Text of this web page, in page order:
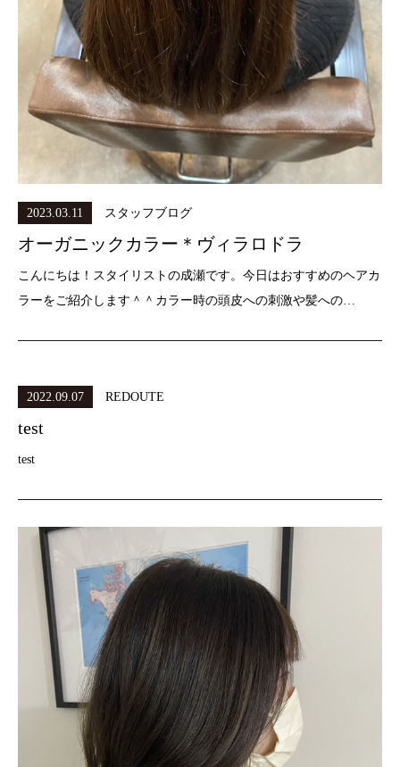
2023.03.11 スタッフブログ
オーガニックカラー＊ヴィラロドラ
こんにちは！スタイリストの成瀬です。今日はおすすめのヘアカ
ラーをご紹介します＾＾カラー時の頭皮への刺激や髪への…
2022.09.07 REDOUTE
test
test